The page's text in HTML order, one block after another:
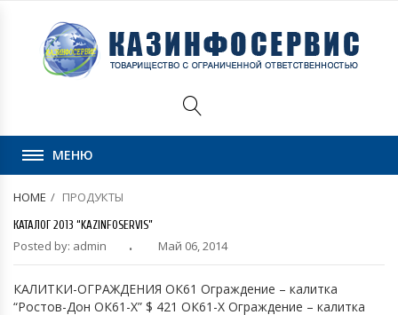
МЕНЮ
HOME ПРОДУКТЫ
КАТАЛОГ 2013 “KAZINFOSERVIS”
Posted by: admin Май 06, 2014
КАЛИТКИ-ОГРАЖДЕНИЯ ОК61 Ограждение – калитка
“Ростов-Дон ОК61-Х” $ 421 ОК61-Х Ограждение – калитка